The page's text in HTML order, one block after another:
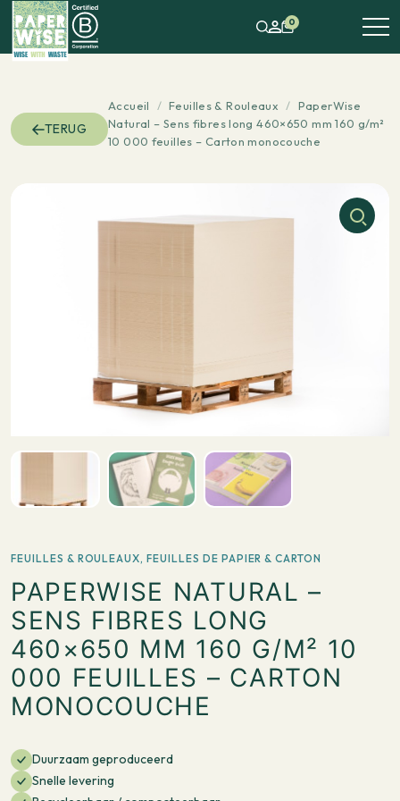
0
TERUG
Accueil / Feuilles & Rouleaux / PaperWise
Natural – Sens fibres long 460×650 mm 160 g/m²
10 000 feuilles – Carton monocouche
FEUILLES & ROULEAUX,FEUILLES DE PAPIER & CARTON
PAPERWISE NATURAL –
SENS FIBRES LONG
460×650 MM 160 G/M² 10
000 FEUILLES – CARTON
MONOCOUCHE
Duurzaam geproduceerd
Snelle levering